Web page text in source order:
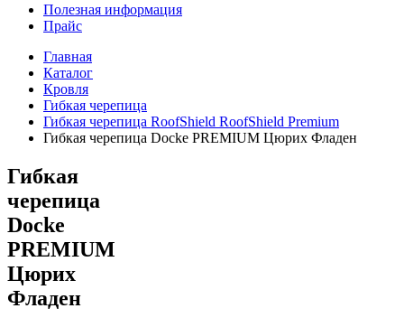
Полезная информация
Прайс
Главная
Каталог
Кровля
Гибкая черепица
Гибкая черепица RoofShield RoofShield Premium
Гибкая черепица Docke PREMIUM Цюрих Фладен
Гибкая
черепица
Docke
PREMIUM
Цюрих
Фладен